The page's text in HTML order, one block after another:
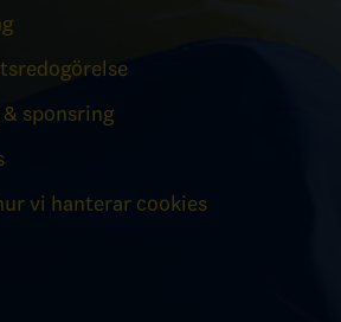
sponsring
vi hanterar cookies